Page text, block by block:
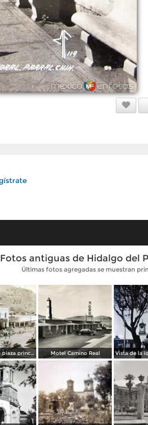
Fotos antiguas de Hidalgo del
Últimas fotos agregadas se muestran
Costado de la plaza principal. Motel Camino Real